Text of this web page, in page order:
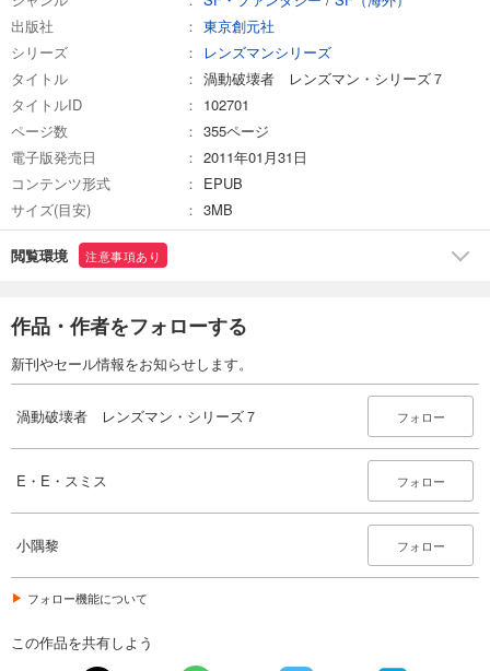
出版社
東京創元社
シリーズ
レンズマンシリーズ
タイトル
渦動破壊者 レンズマン・シリーズ７
タイトルID
102701
ページ数
355ページ
電子版発売日
2011年01月31日
コンテンツ形式
EPUB
サイズ(目安)
3MB
閲覧環境 注意事項あり
作品・作者をフォローする
新刊やセール情報をお知らせします。
渦動破壊者 レンズマン・シリーズ７ フォロー
E・E・スミス フォロー
小隅黎 フォロー
フォロー機能について
この作品を共有しよう